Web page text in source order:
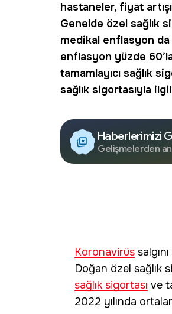
hastaneler, fiyat
Genelde özel sağlık
medikal enflasyon
enflasyon yüzde
tamamlayıcı sağlık
sağlık sigortasıyla
Haberlerimizi
Gelişmelerden
Koronavirüs
Doğan özel sağlık
sağlık sigortası ve
2022 yılında